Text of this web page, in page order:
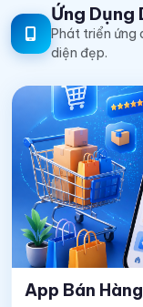
Ứng Dụng
Phát triển ứng
diện đẹp.
App Bán